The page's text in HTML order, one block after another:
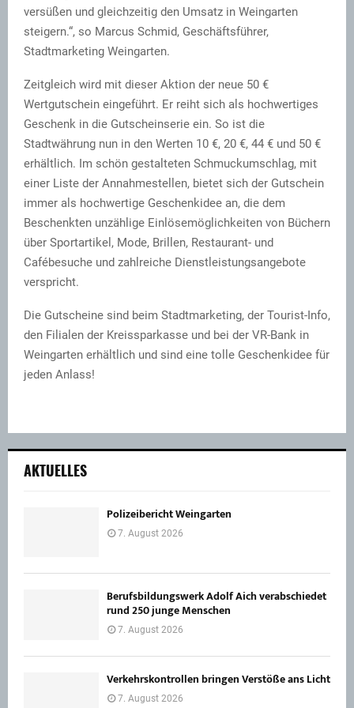
versüßen und gleichzeitig den Umsatz in Weingarten
steigern.“, so Marcus Schmid, Geschäftsführer,
Stadtmarketing Weingarten.
Zeitgleich wird mit dieser Aktion der neue 50 €
Wertgutschein eingeführt. Er reiht sich als hochwertiges
Geschenk in die Gutscheinserie ein. So ist die
Stadtwährung nun in den Werten 10 €, 20 €, 44 € und 50 €
erhältlich. Im schön gestalteten Schmuckumschlag, mit
einer Liste der Annahmestellen, bietet sich der Gutschein
immer als hochwertige Geschenkidee an, die dem
Beschenkten unzählige Einlösemöglichkeiten von Büchern
über Sportartikel, Mode, Brillen, Restaurant- und
Cafébesuche und zahlreiche Dienstleistungsangebote
verspricht.
Die Gutscheine sind beim Stadtmarketing, der Tourist-Info,
den Filialen der Kreissparkasse und bei der VR-Bank in
Weingarten erhältlich und sind eine tolle Geschenkidee für
jeden Anlass!
AKTUELLES
Polizeibericht Weingarten
7. August 2026
Berufsbildungswerk Adolf Aich verabschiedet
rund 250 junge Menschen
7. August 2026
Verkehrskontrollen bringen Verstöße ans Licht
7. August 2026